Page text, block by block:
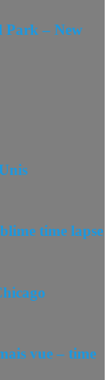
Park – New
time lapse
vue – time